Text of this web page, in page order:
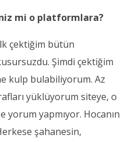
mi o platformlara?
çektiğim bütün
Şimdi çektiğim
kulp bulabiliyorum. Az
yüklüyorum siteye, o
yorum yapmıyor. Hocanın
şahanesin,